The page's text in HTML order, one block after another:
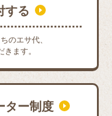
する
のエサ代、
ます。
ター制度